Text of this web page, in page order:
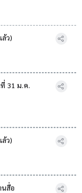
ว)
31 ม.ค.
ว)
นสื่อ